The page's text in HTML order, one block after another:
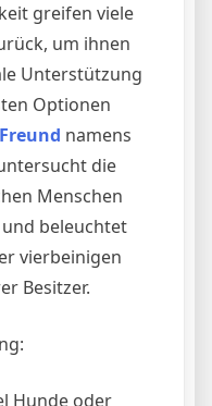
greifen viele
um ihnen
Unterstützung
Optionen
namens
die
Menschen
beleuchtet
vierbeinigen
Besitzer.
Hunde oder